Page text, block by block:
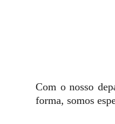
Com o nosso
forma, somos